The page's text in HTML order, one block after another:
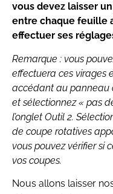
vous devez laisser
entre chaque feuille
effectuer ses
Remarque : vous
effectuera ces virages
accédant au panneau
et sélectionnez « pas
l’onglet Outil 2.
de coupe rotatives
vous pouvez vérifier si
vos coupes.
Nous allons laisser